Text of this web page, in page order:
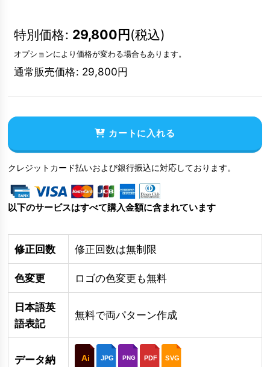
特別価格: 29,800円(税込)
オプションにより価格が変わる場合もあります。
通常販売価格: 29,800円
カートに入れる
クレジットカード払いおよび銀行振込に対応しております。
以下のサービスはすべて購入金額に含まれています
修正回数 修正回数は無制限
色変更 ロゴの色変更も無料
日本語英
語表記
無料で両パターン作成
データ納
Ai JPG PNG PDF SVG